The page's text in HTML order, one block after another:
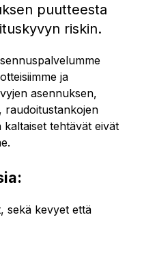
puutteesta
riskin.
ja
asennuksen,
raudoitustankojen
tehtävät eivät
sekä kevyet että